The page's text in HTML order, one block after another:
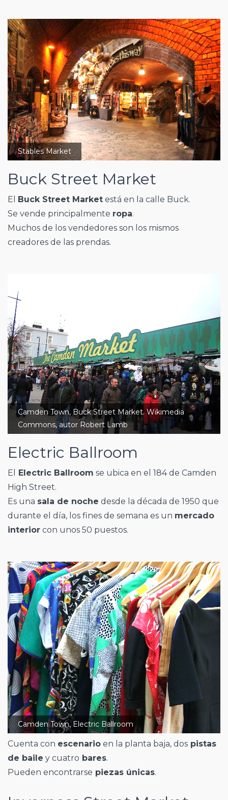
Stables Market
Buck Street Market
El Buck Street Market está en la calle Buck.
Se vende principalmente ropa.
Muchos de los vendedores son los mismos
creadores de las prendas.
Camden Town, Buck Street Market. Wikimedia
Commons, autor Robert Lamb
Electric Ballroom
El Electric Ballroom se ubica en el 184 de Camden
High Street.
Es una sala de noche desde la década de 1950 que
durante el día, los fines de semana es un mercado
interior con unos 50 puestos.
Camden Town, Electric Ballroom
Cuenta con escenario en la planta baja, dos pistas
de baile y cuatro bares.
Pueden encontrarse piezas únicas.